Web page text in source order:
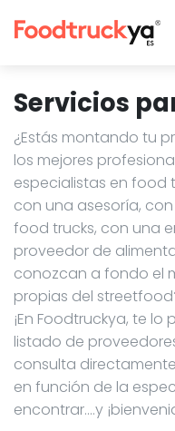
Servicios
¿Estás montando tu
los mejores
especialistas en food
con una asesoría,
food trucks, con una
proveedor de
conozcan a fondo el
propias del
¡En Foodtruckya, te
listado de
consulta
en función de la
encontrar....y